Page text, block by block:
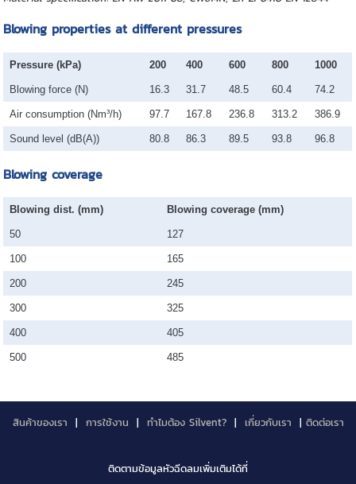
Blowing properties at different pressures
Pressure (kPa) 200 400 600 800 1000
Blowing force (N) 16.3 31.7 48.5 60.4 74.2
Air consumption (Nm³/h) 97.7 167.8 236.8 313.2 386.9
Sound level (dB(A)) 80.8 86.3 89.5 93.8 96.8
Blowing coverage
Blowing dist. (mm) Blowing coverage (mm)
50 127
100 165
200 245
300 325
400 405
500 485
สินค้าของเรา | การใช้งาน | ทำไมต้อง Silvent?| เกี่ยวกับเรา | ติดต่อเรา
ติดตามข้อมูลหัวฉีดลมเพิ่มเติมได้ที่